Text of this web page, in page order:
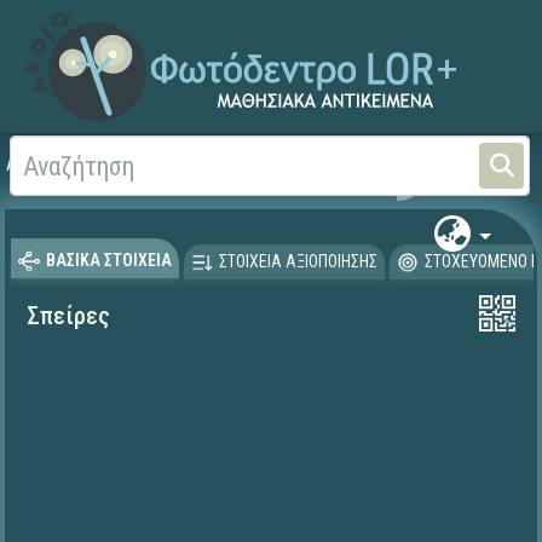
Αρχική ΕΡΓΑ ΙΤΥΕ 1996-2008
ΒΑΣΙΚΑ ΣΤΟΙΧΕΙΑ ΣΤΟΙΧΕΙΑ ΑΞΙΟΠΟΙΗΣΗΣ ΣΤΟΧΕΥΟΜΕΝΟ
Σπείρες